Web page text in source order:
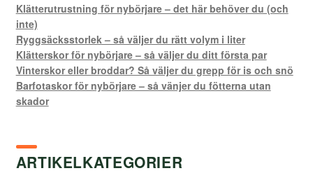
Klätterutrustning för nybörjare – det här behöver du (och
inte)
Ryggsäcksstorlek – så väljer du rätt volym i liter
Klätterskor för nybörjare – så väljer du ditt första par
Vinterskor eller broddar? Så väljer du grepp för is och snö
Barfotaskor för nybörjare – så vänjer du fötterna utan
skador
ARTIKELKATEGORIER